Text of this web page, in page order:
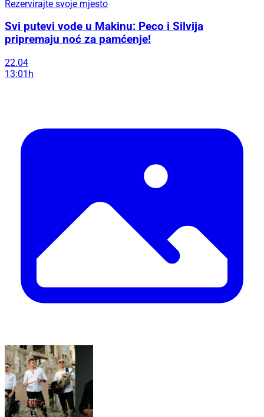
Rezervirajte svoje mjesto
Svi putevi vode u Makinu: Peco i Silvija
pripremaju noć za pamćenje!
22.04
13:01h